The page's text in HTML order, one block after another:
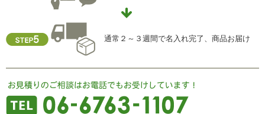
TEL ： 06-6763-5415
通常２～３週間で名入れ完了、商品お届け